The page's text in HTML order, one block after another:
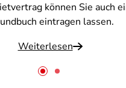
können Sie auch
eintragen lassen.
Weiterlesen